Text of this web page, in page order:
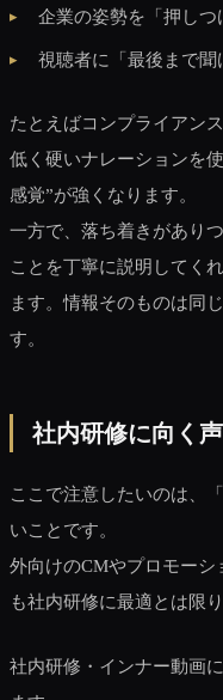
企業の姿勢を「押し
視聴者に「最後まで
たとえばコンプライアン
低く硬いナレーションを
感覚”が強くなります。
一方で、落ち着きがあり
ことを丁寧に説明してく
ます。情報そのものは同
す。
社内研修に向く
ここで注意したいのは、
いことです。
外向けのCMやプロモー
も社内研修に最適とは限り
社内研修・インナー動画